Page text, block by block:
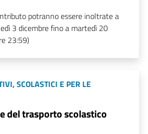
potranno essere inoltrate a
3 dicembre fino a martedì 20
23:59)
SCOLASTICI E PER LE
del trasporto scolastico